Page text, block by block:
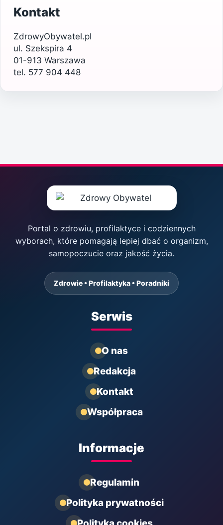
Kontakt
ZdrowyObywatel.pl
ul. Szekspira 4
01-913 Warszawa
tel. 577 904 448
Portal o zdrowiu, profilaktyce i codziennych
wyborach, które pomagają lepiej dbać o organizm,
samopoczucie oraz jakość życia.
Zdrowie • Profilaktyka • Poradniki
Serwis
O nas
Redakcja
Kontakt
Współpraca
Informacje
Regulamin
Polityka prywatności